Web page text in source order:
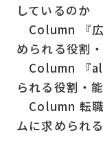
しているのか
Column 『広
められる役割
Column 『
られる役割・
Column 転職
ムに求められ